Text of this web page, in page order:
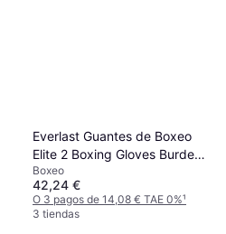
Everlast Guantes de Boxeo
Elite 2 Boxing Gloves Burdeos
16 OZ
Boxeo
42,24 €
O 3 pagos de 14,08 € TAE 0%¹
3 tiendas